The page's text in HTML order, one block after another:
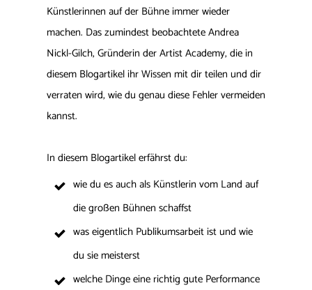
Künstlerinnen auf der Bühne immer wieder
machen. Das zumindest beobachtete Andrea
Nickl-Gilch, Gründerin der Artist Academy, die in
diesem Blogartikel ihr Wissen mit dir teilen und dir
verraten wird, wie du genau diese Fehler vermeiden
kannst.
In diesem Blogartikel erfährst du:
wie du es auch als Künstlerin vom Land auf
die großen Bühnen schaffst
was eigentlich Publikumsarbeit ist und wie
du sie meisterst
welche Dinge eine richtig gute Performance